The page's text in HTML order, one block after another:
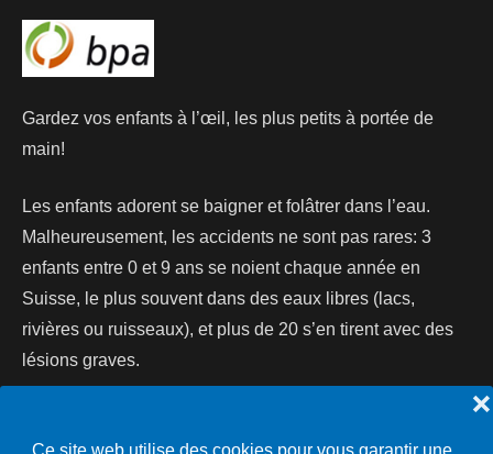
❌
Gardez vos enfants à l’œil, les plus petits à portée de
main!
Les enfants adorent se baigner et folâtrer dans l’eau.
Malheureusement, les accidents ne sont pas rares: 3
enfants entre 0 et 9 ans se noient chaque année en
Suisse, le plus souvent dans des eaux libres (lacs,
rivières ou ruisseaux), et plus de 20 s’en tirent avec des
lésions graves.